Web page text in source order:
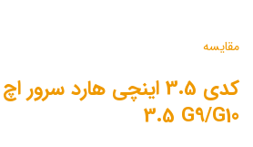
مقایسه
3.5 G9/G10